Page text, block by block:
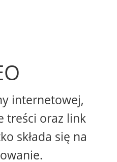
internetowej,
treści oraz link
składa się na